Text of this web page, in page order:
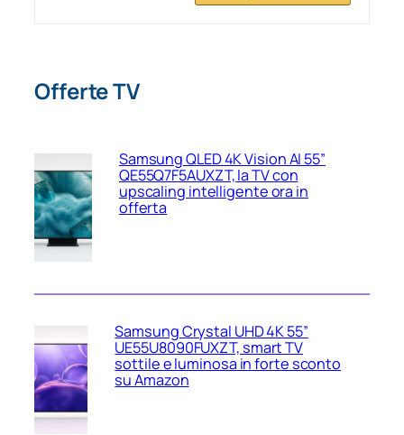
Offerte TV
Samsung QLED 4K Vision AI 55”
QE55Q7F5AUXZT, la TV con
upscaling intelligente ora in
offerta
Samsung Crystal UHD 4K 55”
UE55U8090FUXZT, smart TV
sottile e luminosa in forte sconto
su Amazon